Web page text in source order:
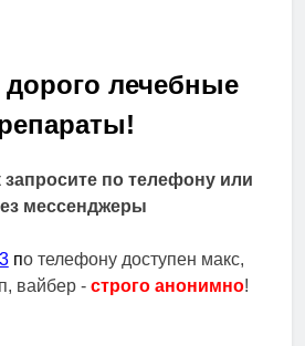
лечебные
по телефону или
мессенджеры
по телефону доступен макс,
вайбер - строго анонимно!